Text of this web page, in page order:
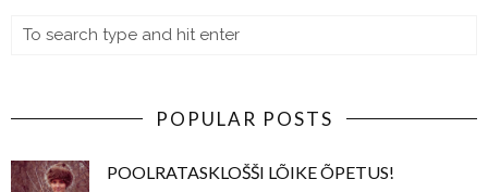
POPULAR POSTS
POOLRATASKLOŠŠI LÕIKE ÕPETUS!